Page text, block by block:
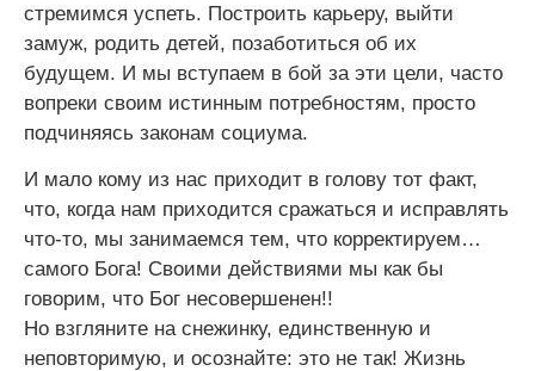
стремимся успеть. Построить карьеру, выйти
замуж, родить детей, позаботиться об их
будущем. И мы вступаем в бой за эти цели, часто
вопреки своим истинным потребностям, просто
подчиняясь законам социума.
И мало кому из нас приходит в голову тот факт,
что, когда нам приходится сражаться и исправлять
что-то, мы занимаемся тем, что корректируем…
самого Бога! Своими действиями мы как бы
говорим, что Бог несовершенен!!
Но взгляните на снежинку, единственную и
неповторимую, и осознайте: это не так! Жизнь